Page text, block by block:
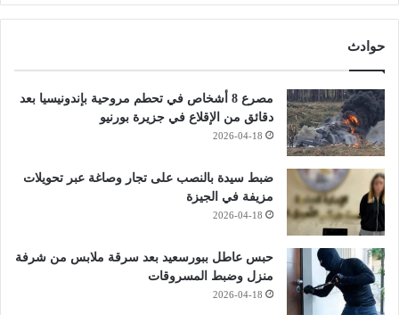
حوادث
مصرع 8 أشخاص في تحطم مروحية بإندونيسيا بعد
دقائق من الإقلاع في جزيرة بورنيو
2026-04-18
ضبط سيدة بالنصب على تجار وصاغة عبر تحويلات
مزيفة في الجيزة
2026-04-18
حبس عاطل ببورسعيد بعد سرقة ملابس من شرفة
منزل وضبط المسروقات
2026-04-18